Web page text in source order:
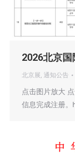
2026北京
北京展, 通知公告
点击图片放大
信息完成注册。